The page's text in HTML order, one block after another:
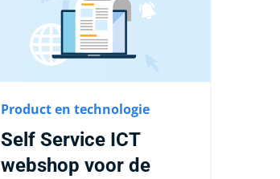
Product en technologie
Self Service ICT
webshop voor de